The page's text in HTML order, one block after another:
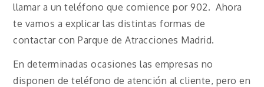
llamar a un teléfono que comience por 902. Ahora
te vamos a explicar las distintas formas de
contactar con Parque de Atracciones Madrid.
En determinadas ocasiones las empresas no
disponen de teléfono de atención al cliente, pero en